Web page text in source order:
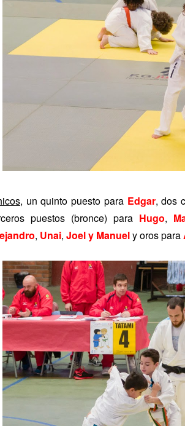
, un quinto puesto para Edgar, dos
puestos (bronce) para Hugo,
, Unai, Joel y Manuely oros para